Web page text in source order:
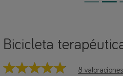
Bicicleta
8 valoraciones